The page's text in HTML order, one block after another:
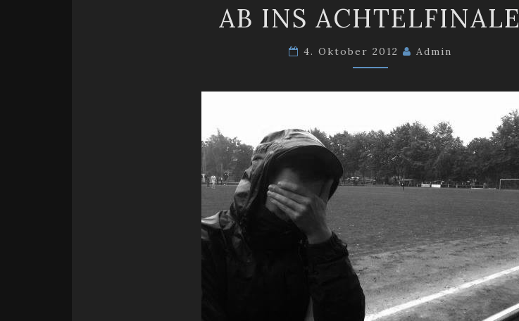
INS
AB INS ACHTELFINALE
4. Oktober 2012 Admin